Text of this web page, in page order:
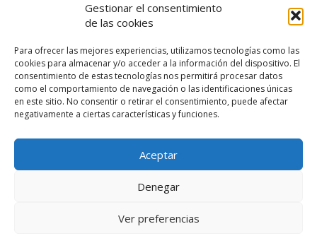
Gestionar el consentimiento
de las cookies
Para ofrecer las mejores experiencias, utilizamos tecnologías como las
cookies para almacenar y/o acceder a la información del dispositivo. El
consentimiento de estas tecnologías nos permitirá procesar datos
como el comportamiento de navegación o las identificaciones únicas
en este sitio. No consentir o retirar el consentimiento, puede afectar
negativamente a ciertas características y funciones.
Aceptar
Denegar
Ver preferencias
VER TODAS LAS MEMORIAS
© Copyright © 2023 AIIAOC - Asociación Territorial de
Ingenieros Industriales de Andalucía Occidental. Página